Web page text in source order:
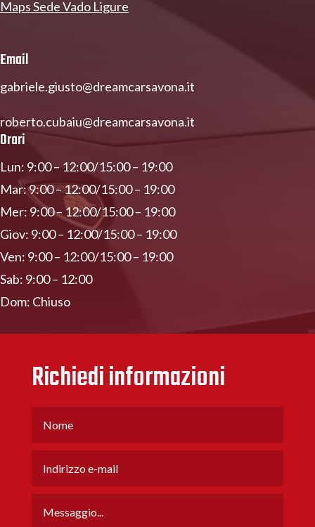
Maps Sede Vado Ligure
Email
gabriele.giusto@dreamcarsavona.it
roberto.cubaiu@dreamcarsavona.it
Orari
Lun: 9:00 – 12:00/15:00 – 19:00
Mar: 9:00 – 12:00/15:00 – 19:00
Mer: 9:00 – 12:00/15:00 – 19:00
Giov: 9:00 – 12:00/15:00 – 19:00
Ven: 9:00 – 12:00/15:00 – 19:00
Sab: 9:00 – 12:00
Dom: Chiuso
Richiedi informazioni